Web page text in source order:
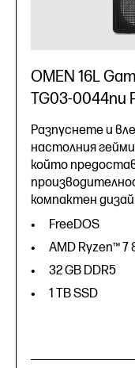
OMEN 16L
TG03-0044nu
Разпуснете и
настолния
който
компактен
FreeDOS
AMD Ryzen™ 7
32 GB DDR5
1 TB SSD